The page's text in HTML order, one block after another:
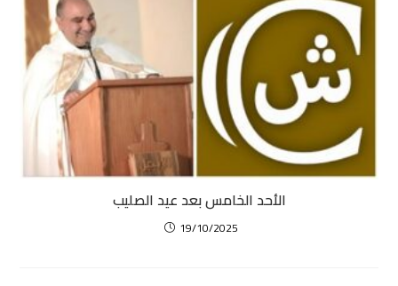
الأحد الخامس بعد عيد الصليب
19/10/2025